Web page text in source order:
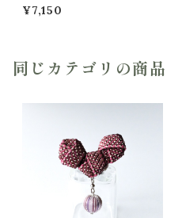
¥7,150
同じカテゴリの商品